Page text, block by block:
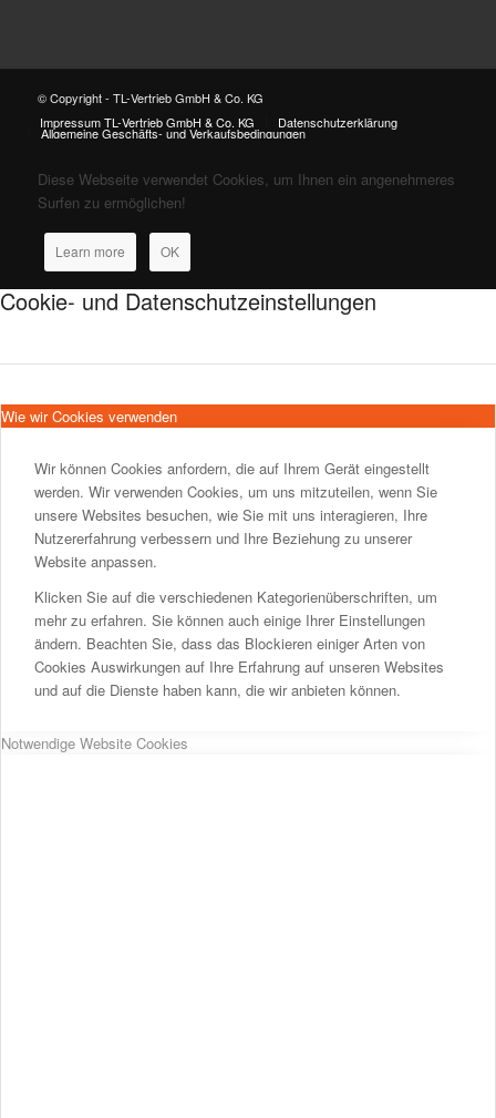
© Copyright - TL-Vertrieb GmbH & Co. KG
Impressum TL-Vertrieb GmbH & Co. KG
Datenschutzerklärung
Allgemeine Geschäfts- und Verkaufsbedingungen
Diese Webseite verwendet Cookies, um Ihnen ein angenehmeres
Surfen zu ermöglichen!
Learn more OK
Cookie- und Datenschutzeinstellungen
Wie wir Cookies verwenden
Wir können Cookies anfordern, die auf Ihrem Gerät eingestellt
werden. Wir verwenden Cookies, um uns mitzuteilen, wenn Sie
unsere Websites besuchen, wie Sie mit uns interagieren, Ihre
Nutzererfahrung verbessern und Ihre Beziehung zu unserer
Website anpassen.
Klicken Sie auf die verschiedenen Kategorienüberschriften, um
mehr zu erfahren. Sie können auch einige Ihrer Einstellungen
ändern. Beachten Sie, dass das Blockieren einiger Arten von
Cookies Auswirkungen auf Ihre Erfahrung auf unseren Websites
und auf die Dienste haben kann, die wir anbieten können.
Notwendige Website Cookies